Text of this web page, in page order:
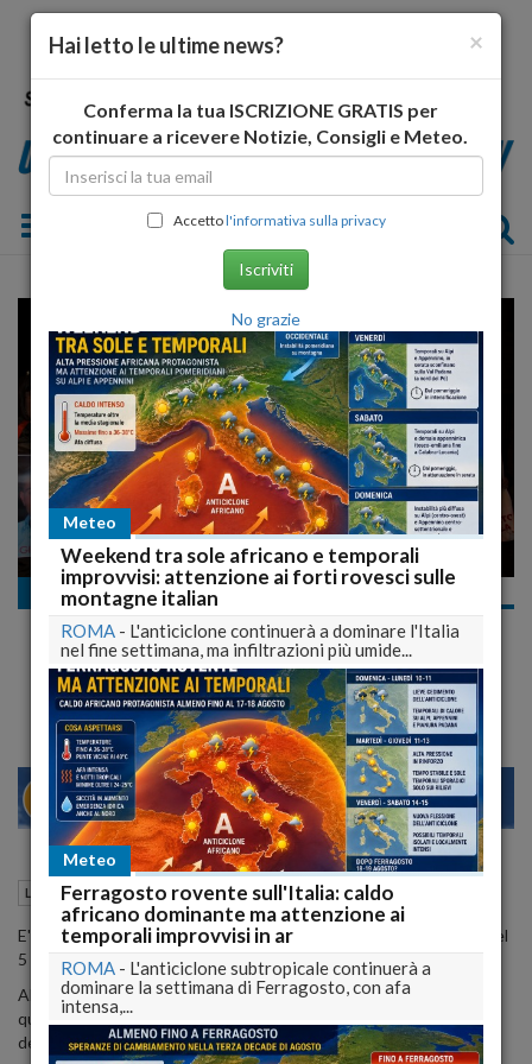
Toggle navigation
Le commemorazioni
L'Aquila, quattro anni dopo: il lungo cammino della
memoria per tutti i morti di illegalità
309 i morti del sisma del 6 aprile 2009
MILANO 23 28
Le commemorazioni L'Aquila (AQ) 06 Aprile 2013
E' stato un serpentone di fiaccole, quello partito intorno alle 22 del
5 aprile 2013 da Via XX Settembre.
Alla testa della fiaccolata le facce dolenti dei familiari delle vittime,
quelle 309 persone morte durante il terremoto di magnitudo 6.3
del 6 aprile 2009.
×
Hai letto le ultime news?
Conferma la tua ISCRIZIONE GRATIS per
continuare a ricevere Notizie, Consigli e Meteo.
Accettol'informativa sulla privacy
Iscriviti
No grazie
Meteo
Weekend tra sole africano e temporali
improvvisi: attenzione ai forti rovesci sulle
montagne italian
ROMA - L'anticiclone continuerà a dominare l'Italia
nel fine settimana, ma infiltrazioni più umide...
Meteo
Ferragosto rovente sull'Italia: caldo
africano dominante ma attenzione ai
temporali improvvisi in ar
ROMA - L'anticiclone subtropicale continuerà a
dominare la settimana di Ferragosto, con afa
intensa,...